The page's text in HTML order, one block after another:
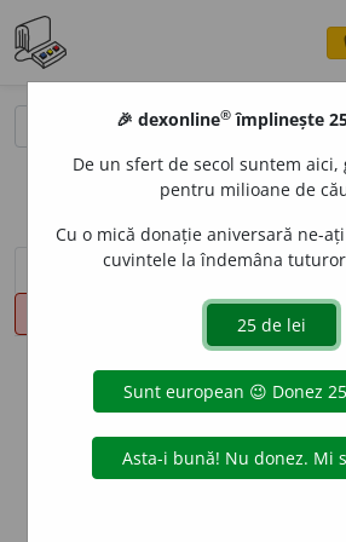
sinteza definițiilor (1) definiții (6)
info
Aceste definiții sunt
echipa dexonline.
originale se află pe fila
Puteți reordona filele
🎉 dexonline® împlinește
De un sfert de secol suntem
pentru milioane de
Cu o mică donație aniversară ne-
cuvintele la îndemâna